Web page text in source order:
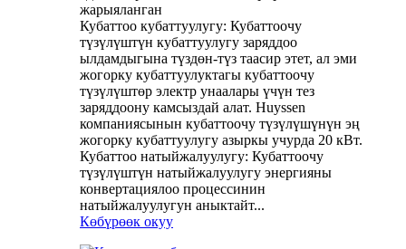
жарыяланган
Кубаттоо кубаттуулугу: Кубаттоочу
түзүлүштүн кубаттуулугу заряддоо
ылдамдыгына түздөн-түз таасир этет, ал эми
жогорку кубаттуулуктагы кубаттоочу
түзүлүштөр электр унаалары үчүн тез
заряддоону камсыздай алат. Huyssen
компаниясынын кубаттоочу түзүлүшүнүн эң
жогорку кубаттуулугу азыркы учурда 20 кВт.
Кубаттоо натыйжалуулугу: Кубаттоочу
түзүлүштүн натыйжалуулугу энергияны
конвертациялоо процессинин
натыйжалуулугун аныктайт...
Көбүрөөк окуу